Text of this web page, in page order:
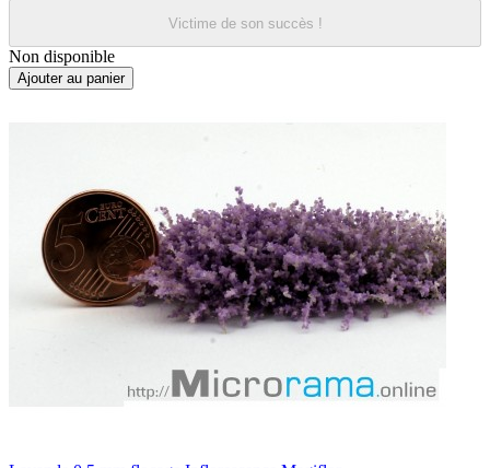
Victime de son succès !
Non disponible
Ajouter au panier